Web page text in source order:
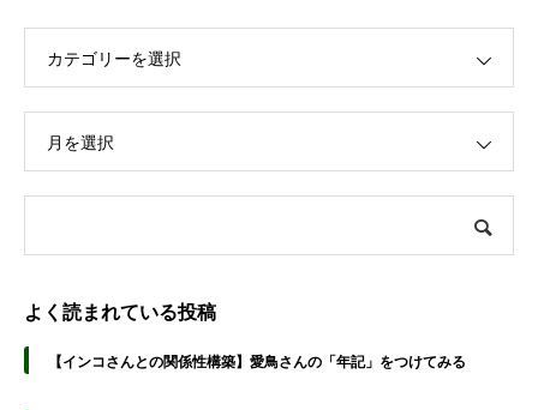
カテゴリーを選択
月を選択
よく読まれている投稿
【インコさんとの関係性構築】愛鳥さんの「年記」をつけてみる